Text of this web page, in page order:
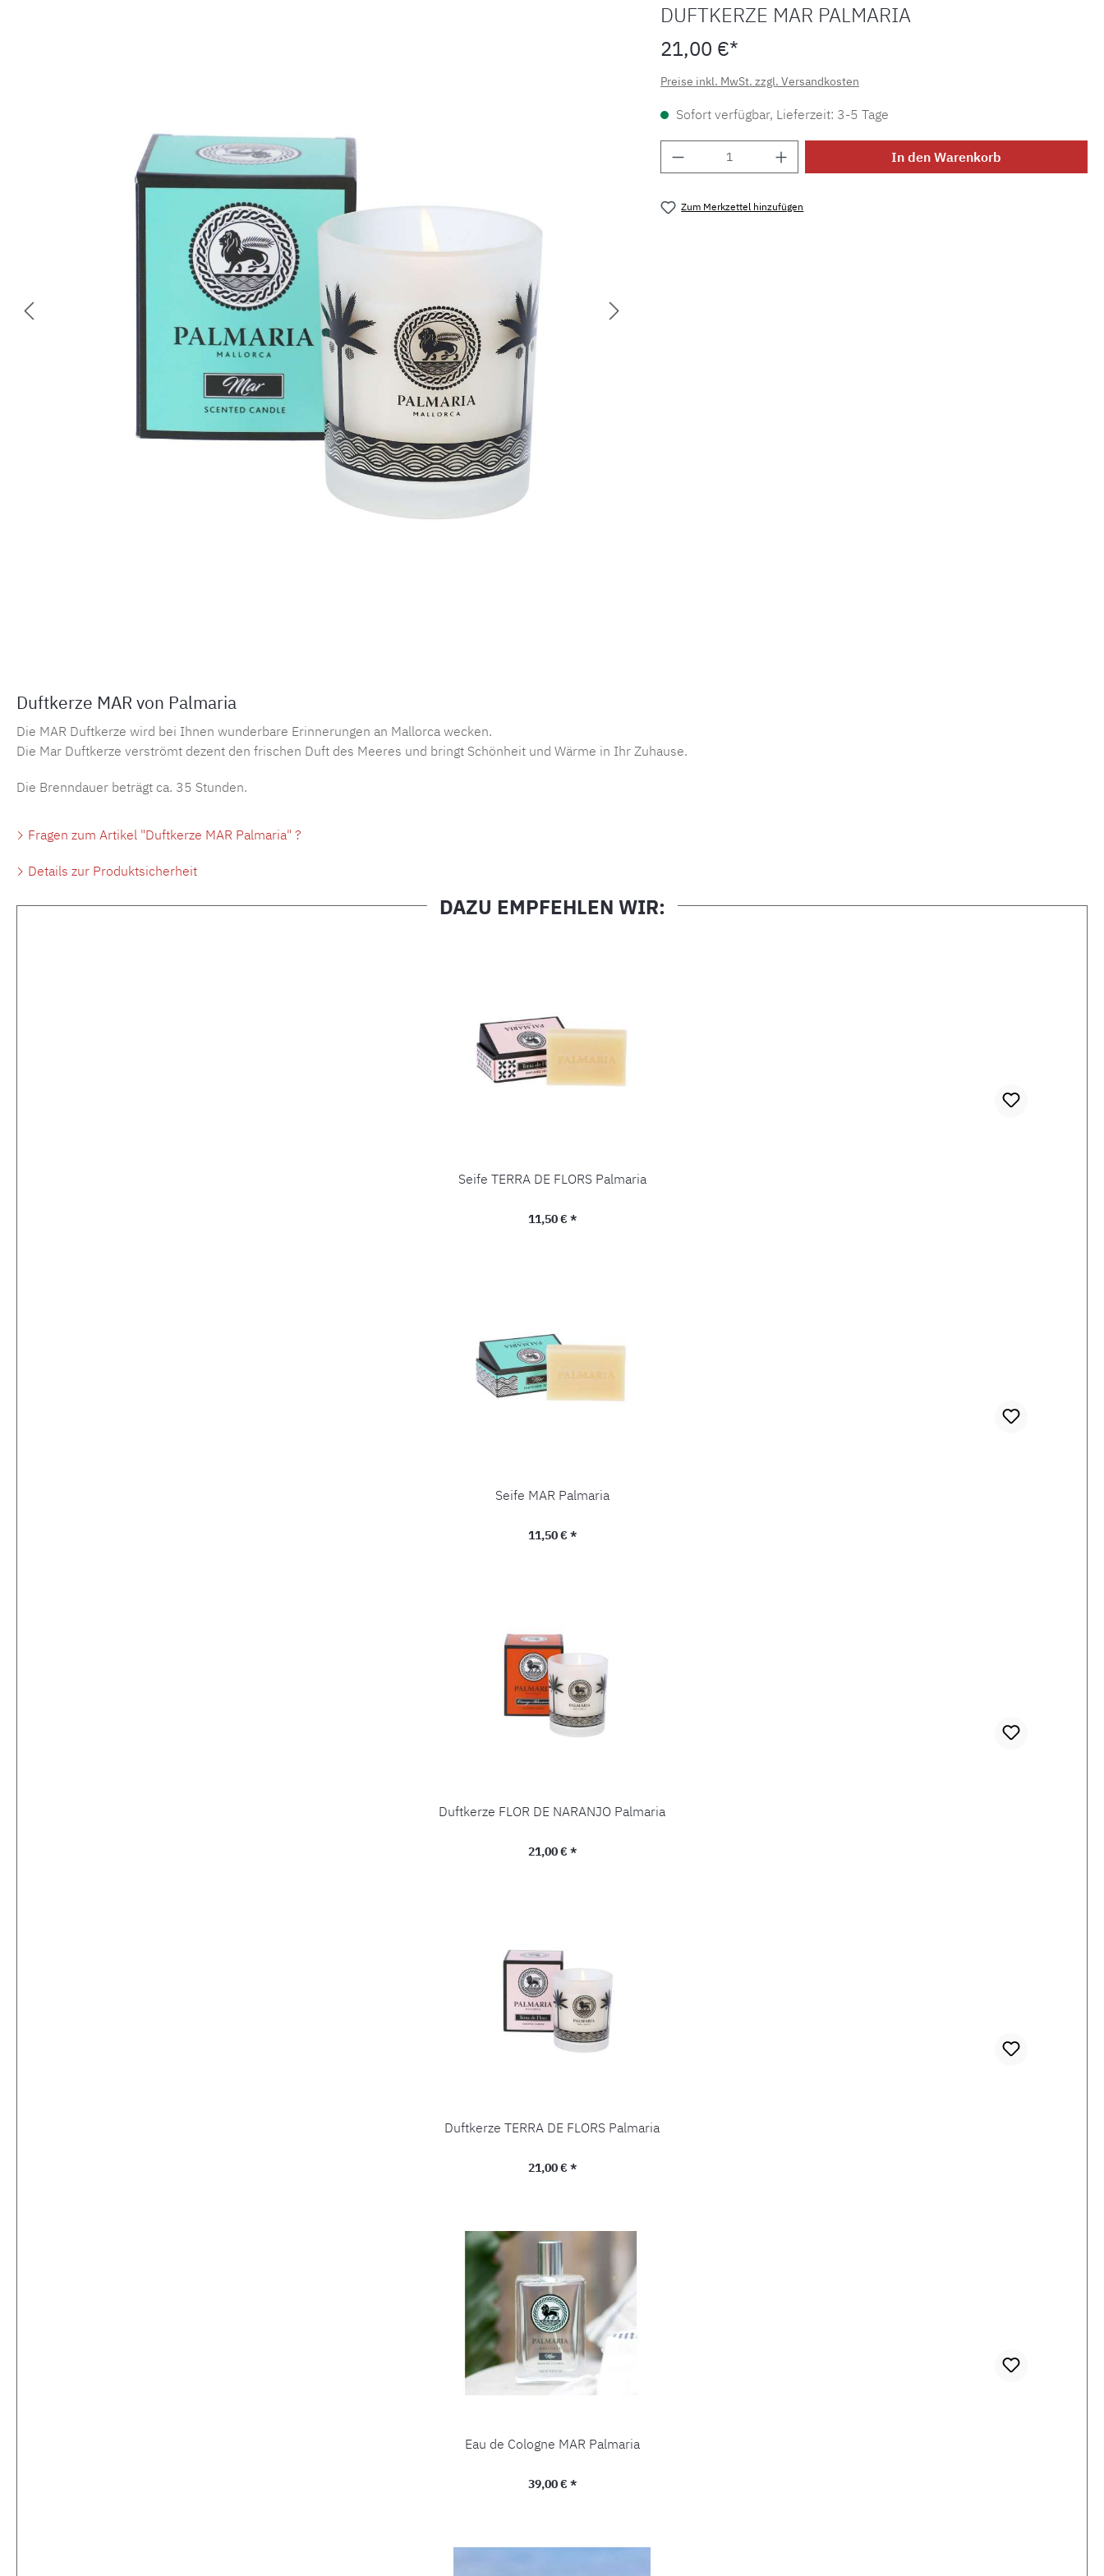
DUFTKERZE MAR PALMARIA
21,00 €*
Preise inkl. MwSt. zzgl. Versandkosten
Sofort verfügbar, Lieferzeit: 3-5 Tage
Produkt Anzahl: Gib den gewünschten Wert ein
In den Warenkorb
Zum Merkzettel hinzufügen
Duftkerze MAR von Palmaria
Die MAR Duftkerze wird bei Ihnen wunderbare Erinnerungen an Mallorca wecken.
Die Mar Duftkerze verströmt dezent den frischen Duft des Meeres und bringt Schönheit und Wärme in Ihr Zuhause.
Die Brenndauer beträgt ca. 35 Stunden.
Fragen zum Artikel "Duftkerze MAR Palmaria" ?
Details zur Produktsicherheit
DAZU EMPFEHLEN WIR:
Seife TERRA DE FLORS Palmaria
Regulärer Preis:
11,50 € *
Seife MAR Palmaria
Regulärer Preis:
11,50 € *
Duftkerze FLOR DE NARANJO Palmaria
Regulärer Preis:
21,00 € *
Duftkerze TERRA DE FLORS Palmaria
Regulärer Preis:
21,00 € *
Eau de Cologne MAR Palmaria
Regulärer Preis:
39,00 € *